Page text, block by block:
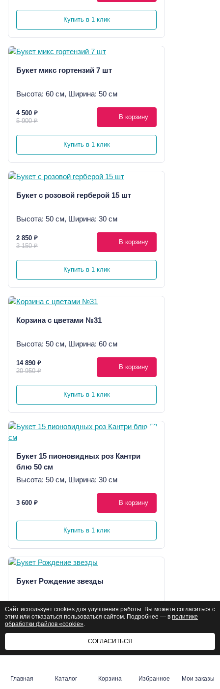
Купить в 1 клик
Букет микс гортензий 7 шт
Высота: 60 см, Ширина: 50 см
4 500 ₽
5 900 ₽
В корзину
Купить в 1 клик
Букет с розовой герберой 15 шт
Высота: 50 см, Ширина: 30 см
2 850 ₽
3 150 ₽
В корзину
Купить в 1 клик
Корзина с цветами №31
Высота: 50 см, Ширина: 60 см
14 890 ₽
20 950 ₽
В корзину
Купить в 1 клик
Букет 15 пионовидных роз Кантри
блю 50 см
Высота: 50 см, Ширина: 30 см
3 600 ₽ В корзину
Купить в 1 клик
Букет Рождение звезды
5 260 ₽
5 310 ₽
Купить в 1 клик
Главная Каталог Корзина Избранное Мои заказы
Сайт использует cookies для улучшения работы. Вы можете согласиться с
этим или отказаться пользоваться сайтом. Подробнее — в политике
обработки файлов «cookie».
СОГЛАСИТЬСЯ